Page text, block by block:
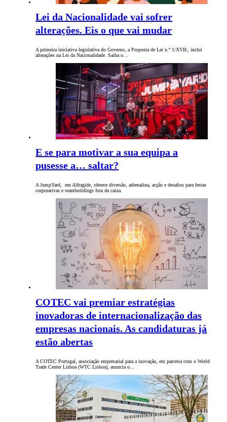
Lei da Nacionalidade vai sofrer
alterações. Eis o que vai mudar
A primeira iniciativa legislativa do Governo, a Proposta de Lei n.º 1/XVII/, inclui
alterações na Lei da Nacionalidade. Saiba o…
E se para motivar a sua equipa a
pusesse a… saltar?
A JumpYard, em Alfragide, oferece diversão, adrenalina, acção e desafios para festas
corporativas e teambuildings fora da caixa.
COTEC vai premiar estratégias
inovadoras de internacionalização das
empresas nacionais. As candidaturas já
estão abertas
A COTEC Portugal, associação empresarial para a inovação, em parceria com o World
Trade Center Lisboa (WTC Lisboa), anuncia o…